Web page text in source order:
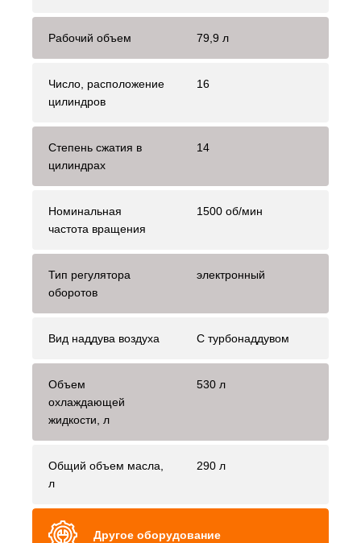
Рабочий объем 79,9 л
Число, расположение
цилиндров
16
Степень сжатия в
цилиндрах
14
Номинальная
частота вращения
1500 об/мин
Тип регулятора
оборотов
электронный
Вид наддува воздуха С турбонаддувом
Объем
охлаждающей
жидкости, л
530 л
Общий объем масла,
л
290 л
Другое оборудование